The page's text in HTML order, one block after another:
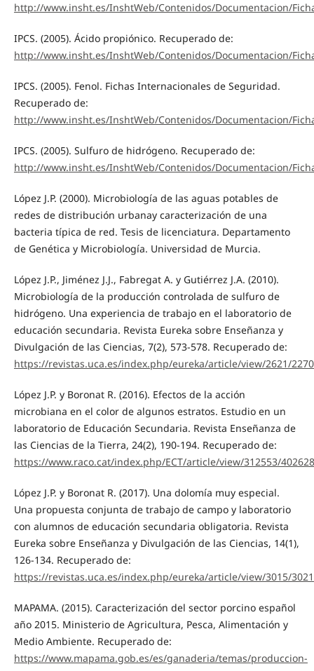
http://www.insht.es/InshtWeb/Contenidos/Documentacion/
IPCS. (2005). Ácido propiónico. Recuperado de:
http://www.insht.es/InshtWeb/Contenidos/Documentacion/
IPCS. (2005). Fenol. Fichas Internacionales de Seguridad.
Recuperado de:
http://www.insht.es/InshtWeb/Contenidos/Documentacion/
IPCS. (2005). Sulfuro de hidrógeno. Recuperado de:
http://www.insht.es/InshtWeb/Contenidos/Documentacion/
López J.P. (2000). Microbiología de las aguas potables de
redes de distribución urbanay caracterización de una
bacteria típica de red. Tesis de licenciatura. Departamento
de Genética y Microbiología. Universidad de Murcia.
López J.P., Jiménez J.J., Fabregat A. y Gutiérrez J.A. (2010).
Microbiología de la producción controlada de sulfuro de
hidrógeno. Una experiencia de trabajo en el laboratorio de
educación secundaria. Revista Eureka sobre Enseñanza y
Divulgación de las Ciencias, 7(2), 573-578. Recuperado de:
https://revistas.uca.es/index.php/eureka/article/view/2621/2270
López J.P. y Boronat R. (2016). Efectos de la acción
microbiana en el color de algunos estratos. Estudio en un
laboratorio de Educación Secundaria. Revista Enseñanza de
las Ciencias de la Tierra, 24(2), 190-194. Recuperado de:
https://www.raco.cat/index.php/ECT/article/view/312553/402628
López J.P. y Boronat R. (2017). Una dolomía muy especial.
Una propuesta conjunta de trabajo de campo y laboratorio
con alumnos de educación secundaria obligatoria. Revista
Eureka sobre Enseñanza y Divulgación de las Ciencias, 14(1),
126-134. Recuperado de:
https://revistas.uca.es/index.php/eureka/article/view/3015/3021
MAPAMA. (2015). Caracterización del sector porcino español
año 2015. Ministerio de Agricultura, Pesca, Alimentación y
Medio Ambiente. Recuperado de:
https://www.mapama.gob.es/es/ganaderia/temas/produccion-